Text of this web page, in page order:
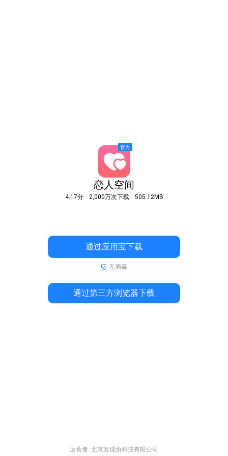
恋人空间
4.17分 2,000万次下载 505.12MB
通过应用宝下载
无病毒
通过第三方浏览器下载
运营者: 北京发现角科技有限公司